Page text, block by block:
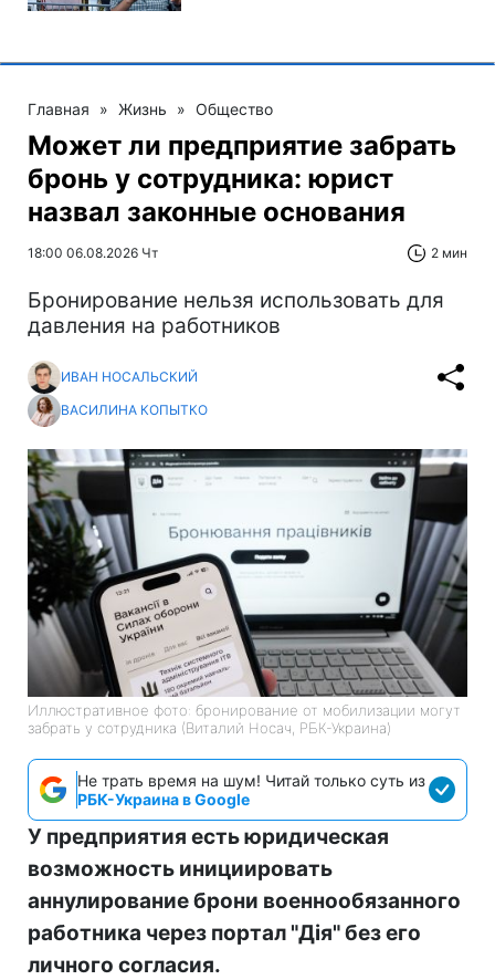
Главная » Жизнь » Общество
Может ли предприятие забрать
бронь у сотрудника: юрист
назвал законные основания
18:00 06.08.2026 Чт 2 мин
Бронирование нельзя использовать для
давления на работников
ИВАН НОСАЛЬСКИЙ
ВАСИЛИНА КОПЫТКО
Иллюстративное фото: бронирование от мобилизации могут
забрать у сотрудника (Виталий Носач, РБК-Украина)
Не трать время на шум! Читай только суть из
РБК-Украина в Google
У предприятия есть юридическая
возможность инициировать
аннулирование брони военнообязанного
работника через портал "Дія" без его
личного согласия.